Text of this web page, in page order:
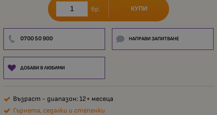
бр. КУПИ
0700 50 900 НАПРАВИ ЗАПИТВАНЕ
ДОБАВИ В ЛЮБИМИ
Възраст - диапазон: 12+ месеца
Гърнета, седалки и степенки